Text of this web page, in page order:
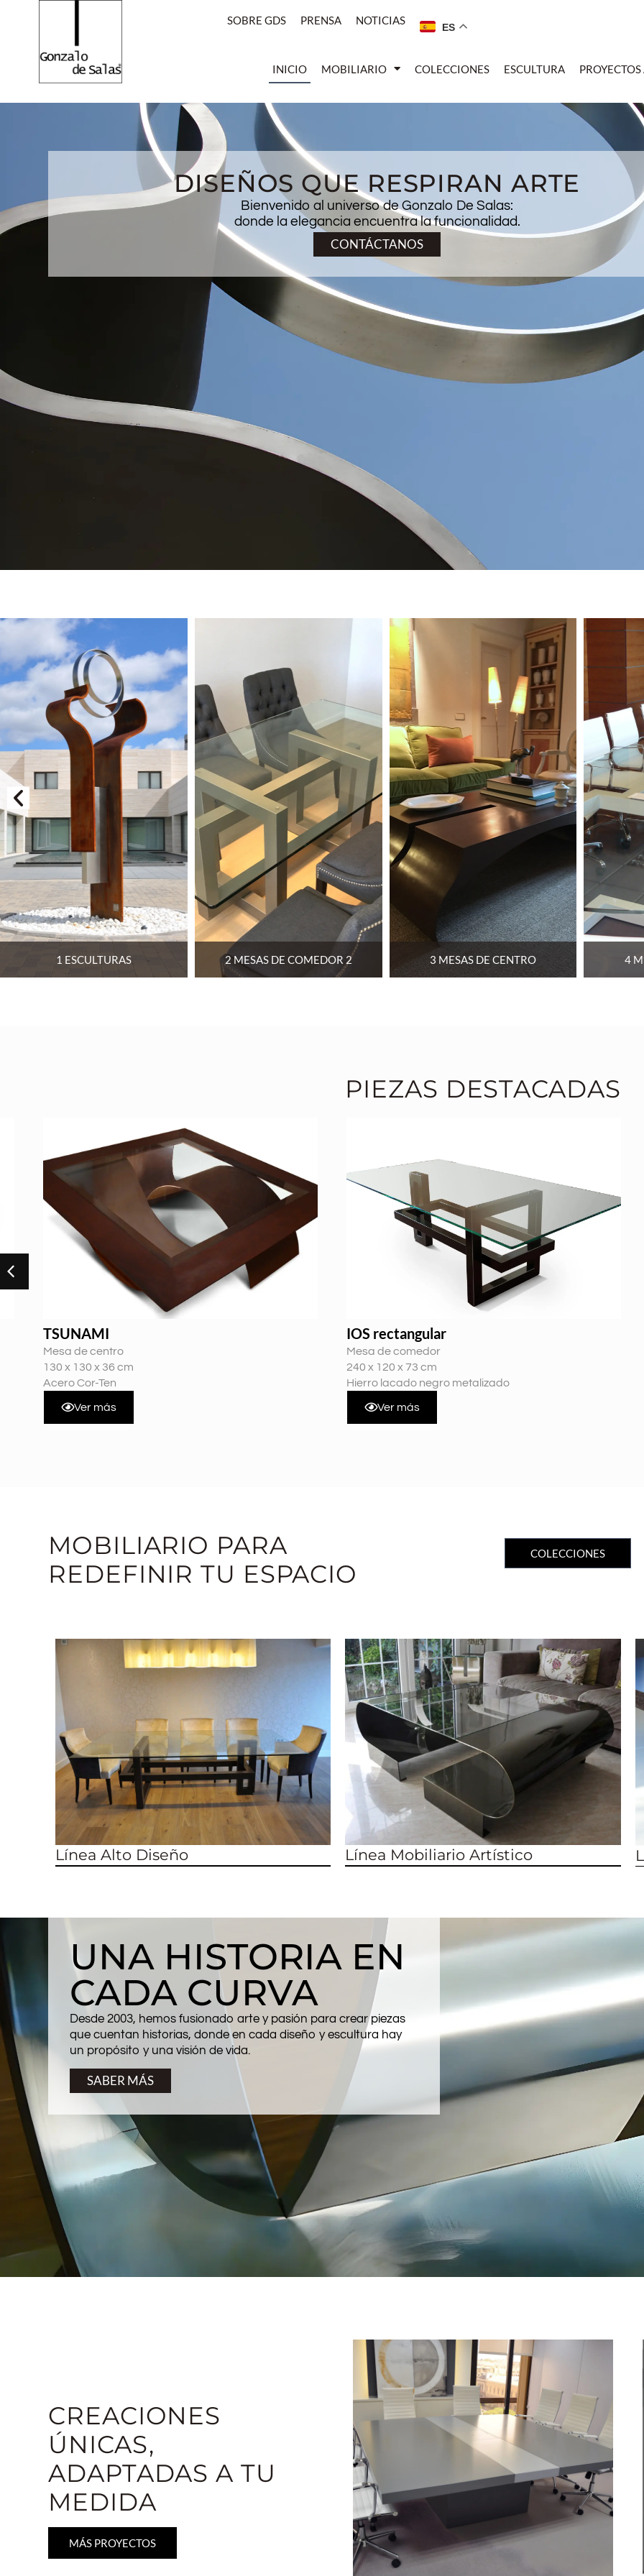
SOBRE GDS PRENSA NOTICIAS
ES
INICIO MOBILIARIO COLECCIONES ESCULTURA
DISEÑOS QUE RESPIRAN ARTE
Bienvenido al universo de Gonzalo De Salas:
donde la elegancia encuentra la funcionalidad.
CONTÁCTANOS
2 MESAS DE COMEDOR 2 3 MESAS DE CENTRO 4 MESAS DE OFICINA
PIEZAS DESTACADAS
TSUNAMI
Mesa de centro
130 x 130 x 36 cm
Acero Cor-Ten
Ver más
IOS rectangular
Mesa de comedor
240 x 120 x 73 cm
Hierro lacado negro metalizado
Ver más
MOBILIARIO PARA
REDEFINIR TU ESPACIO
COLECCIONES
Línea Alto Diseño Línea Mobiliario Artístico
UNA HISTORIA EN
CADA CURVA
Desde 2003, hemos fusionado arte y pasión para crear piezas
que cuentan historias, donde en cada diseño y escultura hay
un propósito y una visión de vida.
SABER MÁS
CREACIONES
ÚNICAS,
ADAPTADAS A TU
MEDIDA
MÁS PROYECTOS